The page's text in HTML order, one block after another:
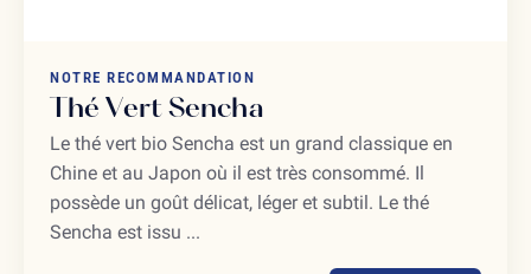
NOTRE RECOMMANDATION
Thé Vert Sencha
Le thé vert bio Sencha est un grand classique en
Chine et au Japon où il est très consommé. Il
possède un goût délicat, léger et subtil. Le thé
Sencha est issu ...